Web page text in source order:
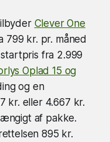
Clever One
799 kr. pr. måned
fra 2.999
Oplad 15 og
og en
kr. eller 4.667 kr.
af pakke.
895 kr.